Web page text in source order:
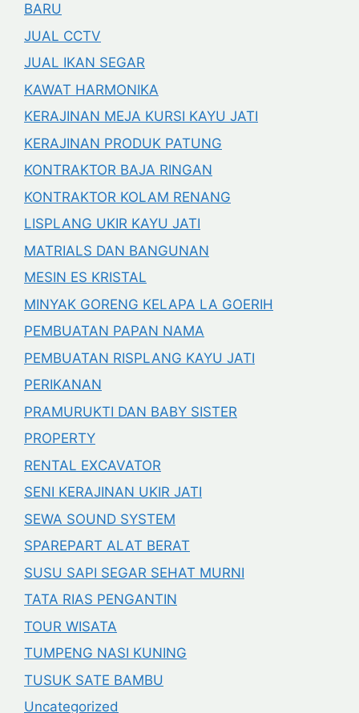
BARU
JUAL CCTV
JUAL IKAN SEGAR
KAWAT HARMONIKA
KERAJINAN MEJA KURSI KAYU JATI
KERAJINAN PRODUK PATUNG
KONTRAKTOR BAJA RINGAN
KONTRAKTOR KOLAM RENANG
LISPLANG UKIR KAYU JATI
MATRIALS DAN BANGUNAN
MESIN ES KRISTAL
MINYAK GORENG KELAPA LA GOERIH
PEMBUATAN PAPAN NAMA
PEMBUATAN RISPLANG KAYU JATI
PERIKANAN
PRAMURUKTI DAN BABY SISTER
PROPERTY
RENTAL EXCAVATOR
SENI KERAJINAN UKIR JATI
SEWA SOUND SYSTEM
SPAREPART ALAT BERAT
SUSU SAPI SEGAR SEHAT MURNI
TATA RIAS PENGANTIN
TOUR WISATA
TUMPENG NASI KUNING
TUSUK SATE BAMBU
Uncategorized